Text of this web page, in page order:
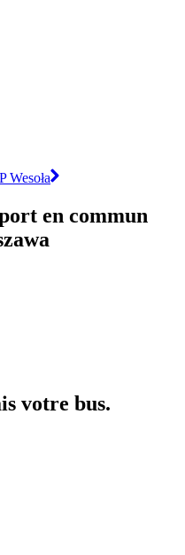
Wesoła
en commun
votre bus.